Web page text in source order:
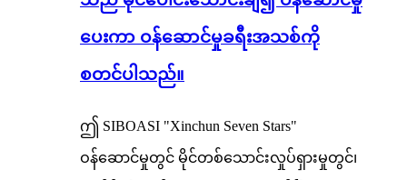
ပေးကာ ဝန်ဆောင်မှုခရီးအသစ်ကို
စတင်ပါသည်။
ဤ SIBOASI "Xinchun Seven Stars"
ဝန်ဆောင်မှုတွင် မိုင်တစ်သောင်းလှုပ်ရှားမှုတွင်၊